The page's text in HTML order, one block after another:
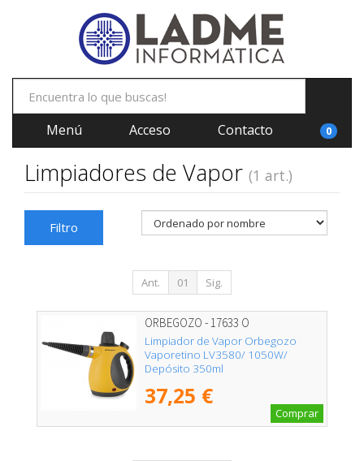
Menú Acceso Contacto 0
Limpiadores de Vapor (1 art.)
Filtro
Ant. 01 Sig.
ORBEGOZO - 17633 O
Limpiador de Vapor Orbegozo
Vaporetino LV3580/ 1050W/
Depósito 350ml
37,25 €
Comprar